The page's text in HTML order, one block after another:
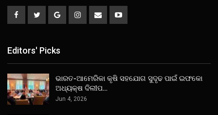
Editors' Picks
ଭାରତ-ଆମେରିକା କୃଷି ସହଯୋଗ ସୁଦୃଢ ପାଇଁ ଇଫକୋ
ଅଧ୍ୟକ୍ଷ ଦିଲୀପ…
Jun 4, 2026